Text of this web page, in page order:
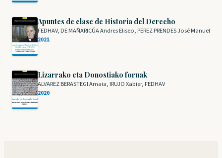
Apuntes de clase de Historia del Derecho
FEDHAV, DE MAÑARICÚA Andres Eliseo, PÉREZ PRENDES José Manuel
2021
Lizarrako eta Donostiako foruak
ALVAREZ BERASTEGI Amaia, IRUJO Xabier, FEDHAV
2020